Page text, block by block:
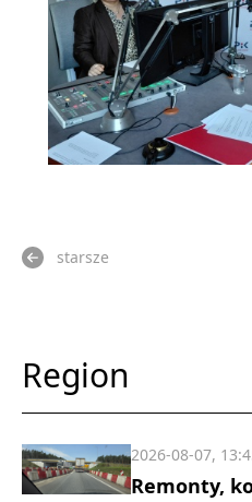
starsze
Region
Remonty,
2026-08-07,